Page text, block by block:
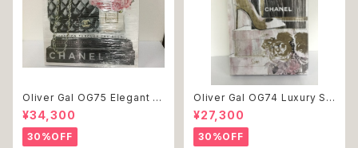
Oliver Gal OG75 Elegant E
ssentials Paris 絵 アート イ
ンテリア お祝い 贈り物 プレゼ
ント 結婚 新築 開店 周年 バー
スデイ 誕生日 ご褒美
¥34,300
30%OFF
Oliver Gal OG74 Luxury St
acked Shoes Rose Giftbo
x 絵 アート インテリア お祝い
贈り物 プレゼント 結婚 新築 開
店 周年 バースデイ 誕生日 ご褒
¥27,300
30%OFF